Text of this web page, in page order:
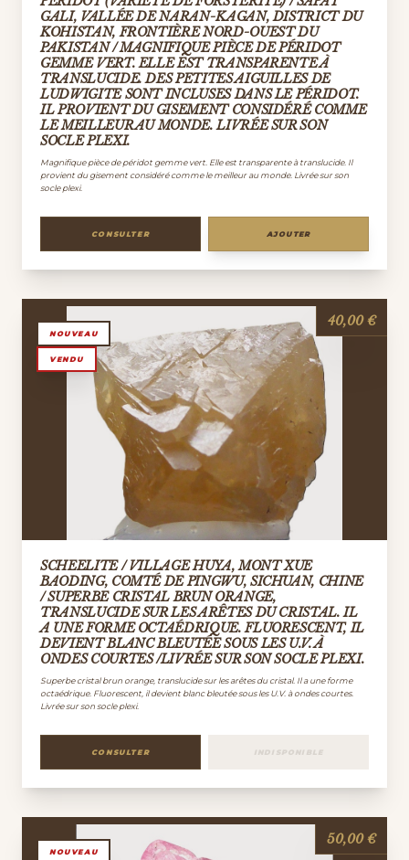
GALI, VALLÉE DE NARAN-KAGAN, DISTRICT DU
KOHISTAN, FRONTIÈRE NORD-OUEST DU
PAKISTAN / MAGNIFIQUE PIÈCE DE PÉRIDOT
GEMME VERT. ELLE EST TRANSPARENTE À
TRANSLUCIDE. DES PETITES AIGUILLES DE
LUDWIGITE SONT INCLUSES DANS LE PÉRIDOT.
IL PROVIENT DU GISEMENT CONSIDÉRÉ COMME
LE MEILLEUR AU MONDE. LIVRÉE SUR SON
SOCLE PLEXI.
Magnifique pièce de péridot gemme vert. Elle est transparente à translucide. Il
provient du gisement considéré comme le meilleur au monde. Livrée sur son
socle plexi.
CONSULTER AJOUTER
NOUVEAU
VENDU
40,00 €
SCHEELITE / VILLAGE HUYA, MONT XUE
BAODING, COMTÉ DE PINGWU, SICHUAN, CHINE
/ SUPERBE CRISTAL BRUN ORANGE,
TRANSLUCIDE SUR LES ARÊTES DU CRISTAL. IL
A UNE FORME OCTAÉDRIQUE. FLUORESCENT, IL
DEVIENT BLANC BLEUTÉE SOUS LES U.V. À
ONDES COURTES /LIVRÉE SUR SON SOCLE PLEXI.
Superbe cristal brun orange, translucide sur les arêtes du cristal. Il a une forme
octaédrique. Fluorescent, il devient blanc bleutée sous les U.V. à ondes courtes.
Livrée sur son socle plexi.
CONSULTER INDISPONIBLE
NOUVEAU
50,00 €